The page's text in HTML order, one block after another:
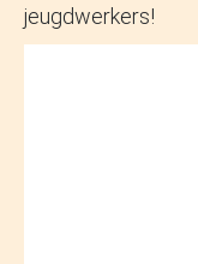
jeugdwerkers!